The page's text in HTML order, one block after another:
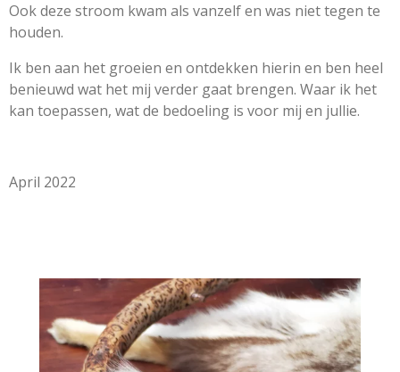
Ook deze stroom kwam als vanzelf en was niet tegen te
houden.
Ik ben aan het groeien en ontdekken hierin en ben heel
benieuwd wat het mij verder gaat brengen. Waar ik het
kan toepassen, wat de bedoeling is voor mij en jullie.
April 2022